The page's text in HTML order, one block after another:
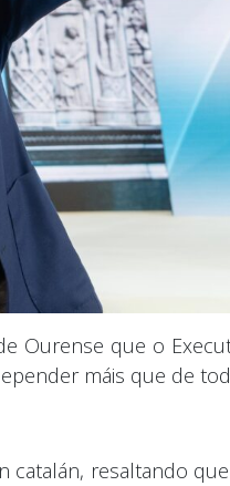
Ourense que o
máis que de
resaltando